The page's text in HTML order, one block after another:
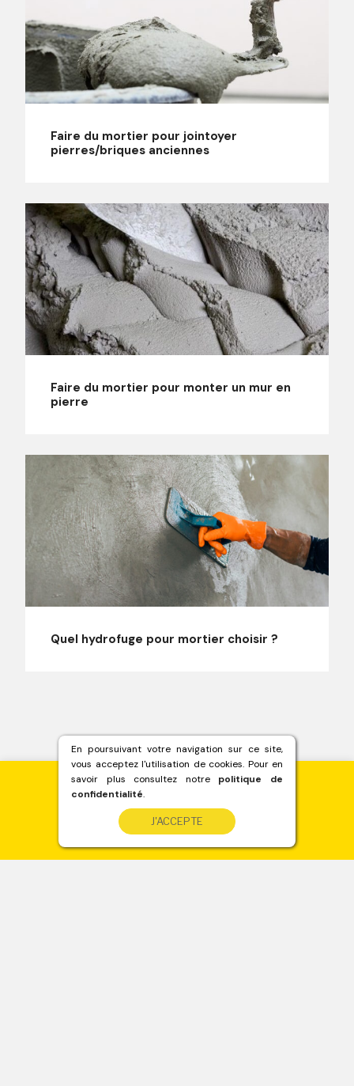
En poursuivant votre navigation sur ce site,
vous acceptez l'utilisation de cookies. Pour en
savoir plus consultez notre politique de
confidentialité.
J'ACCEPTE
Besoin de béton ?
Devis immédiat sur www.betondirect.fr
Faire du mortier pour jointoyer
pierres/briques anciennes
Faire du mortier pour monter un mur en
pierre
Quel hydrofuge pour mortier choisir ?